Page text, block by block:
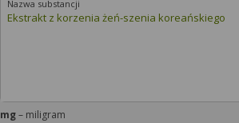
Ekstrakt z korzenia żeń-szenia koreańskiego
mg– miligram